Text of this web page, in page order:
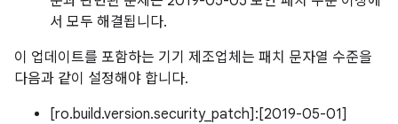
서 모두 해결됩니다.
이 업데이트를 포함하는 기기 제조업체는 패치 문자열 수준을
다음과 같이 설정해야 합니다.
[ro.build.version.security_patch]:[2019-05-01]